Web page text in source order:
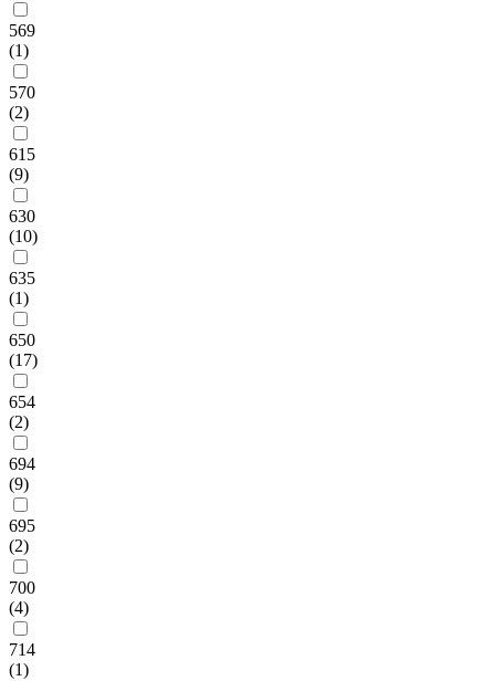
569
(1)
570
(2)
615
(9)
630
(10)
635
(1)
650
(17)
654
(2)
694
(9)
695
(2)
700
(4)
714
(1)